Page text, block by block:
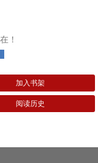
！
加入书架
阅读历史